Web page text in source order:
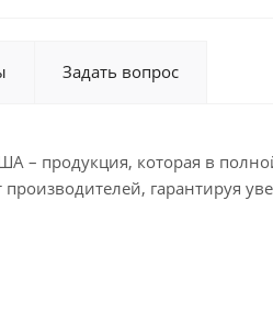
Задать вопрос
– продукция, которая в
производителей, гарантируя